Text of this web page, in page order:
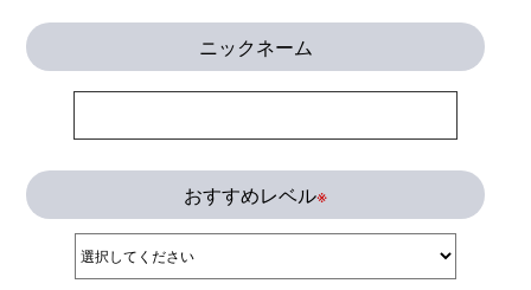
ニックネーム
おすすめレベル※